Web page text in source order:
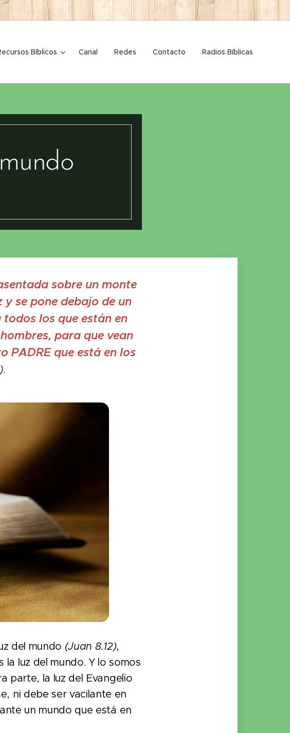
Bíblicos Canal Redes Contacto Radios Bíblicas
sobre un monte
y se pone debajo de un
los que están en
para que vean
PADRE que está en los
del mundo (Juan 8.12),
luz del mundo. Y lo somos
parte, la luz del Evangelio
ni debe ser vacilante en
un mundo que está en